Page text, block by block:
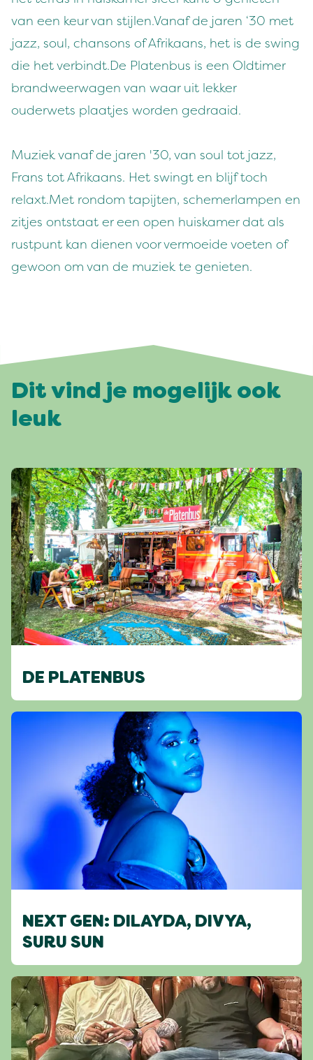
van een keur van stijlen.Vanaf de jaren ‘30 met
jazz, soul, chansons of Afrikaans, het is de swing
die het verbindt.De Platenbus is een Oldtimer
brandweerwagen van waar uit lekker
ouderwets plaatjes worden gedraaid.
Muziek vanaf de jaren '30, van soul tot jazz,
Frans tot Afrikaans. Het swingt en blijf toch
relaxt.Met rondom tapijten, schemerlampen en
zitjes ontstaat er een open huiskamer dat als
rustpunt kan dienen voor vermoeide voeten of
gewoon om van de muziek te genieten.
Dit vind je mogelijk ook
leuk
DE PLATENBUS
NEXT GEN: DILAYDA, DIVYA,
SURU SUN